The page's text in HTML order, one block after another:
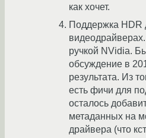
как хочет.
Поддержка HDR
ручкой NVidia.
обсуждение в
результата. Из
есть фичи для
осталось
метаданных на
драйвера (что